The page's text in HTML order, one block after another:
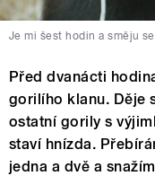
Je mi šest hodin a směju
Před dvanácti
gorilího klanu. Děje
ostatní gorily s
staví hnízda.
jedna a dvě a